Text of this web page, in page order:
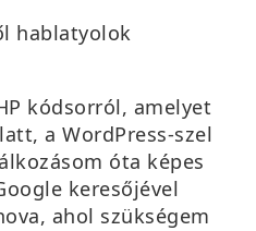
hablatyolok
kódsorról, amelyet
a WordPress-szel
óta képes
keresőjével
ahol szükségem